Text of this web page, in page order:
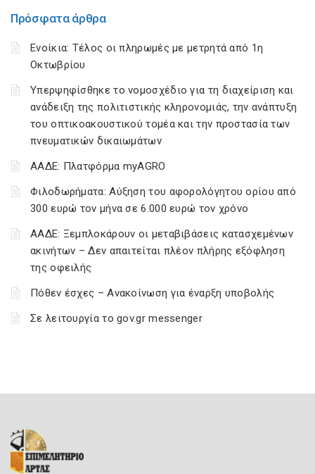
Πρόσφατα άρθρα
Ενοίκια: Τέλος οι πληρωμές με μετρητά από 1η
Οκτωβρίου
Υπερψηφίσθηκε το νομοσχέδιο για τη διαχείριση και
ανάδειξη της πολιτιστικής κληρονομιάς, την ανάπτυξη
του οπτικοακουστικού τομέα και την προστασία των
πνευματικών δικαιωμάτων
ΑΑΔΕ: Πλατφόρμα myAGRO
Φιλοδωρήματα: Αύξηση του αφορολόγητου ορίου από
300 ευρώ τον μήνα σε 6.000 ευρώ τον χρόνο
ΑΑΔΕ: Ξεμπλοκάρουν οι μεταβιβάσεις κατασχεμένων
ακινήτων – Δεν απαιτείται πλέον πλήρης εξόφληση
της οφειλής
Πόθεν έσχες – Ανακοίνωση για έναρξη υποβολής
Σε λειτουργία το gov.gr messenger